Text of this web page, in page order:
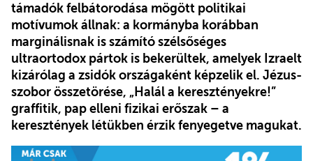
támadók felbátorodása mögött politikai
motívumok állnak: a kormányba korábban
marginálisnak is számító szélsőséges
ultraortodox pártok is bekerültek, amelyek Izraelt
kizárólag a zsidók országaként képzelik el. Jézus-
szobor összetörése, „Halál a keresztényekre!”
graffitik, pap elleni fizikai erőszak – a
keresztények létükben érzik fenyegetve magukat.